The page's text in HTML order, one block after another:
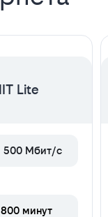
Lite
500 Мбит/с
800 минут